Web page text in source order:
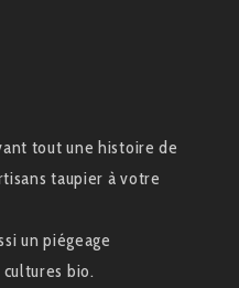
tout une histoire de
taupier à votre
un piégeage
bio.